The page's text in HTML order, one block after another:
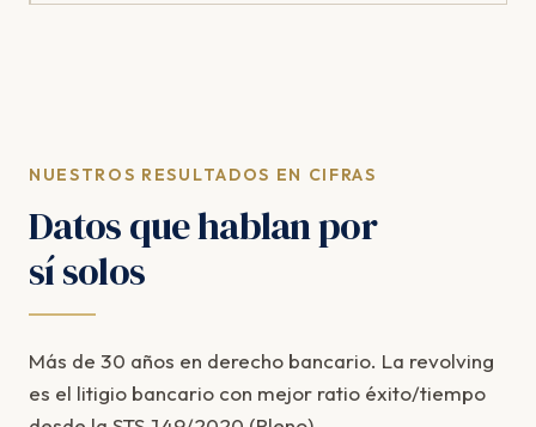
NUESTROS RESULTADOS EN CIFRAS
Datos que hablan por
sí solos
Más de 30 años en derecho bancario. La revolving
es el litigio bancario con mejor ratio éxito/tiempo